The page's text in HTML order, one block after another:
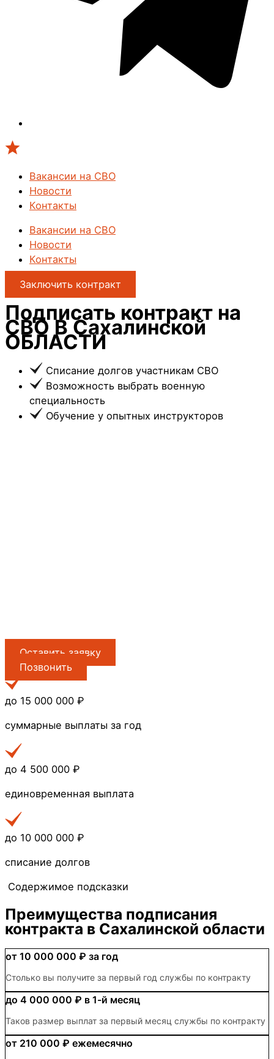
Вакансии на СВО
Новости
Контакты
Вакансии на СВО
Новости
Контакты
Заключить контракт
Подписать контракт на
СВО В Сахалинской
ОБЛАСТИ
Списание долгов участникам СВО
Возможность выбрать военную
специальность
Обучение у опытных инструкторов
Оставить заявку
Позвонить
до 15 000 000 ₽
суммарные выплаты за год
до 4 500 000 ₽
единовременная выплата
до 10 000 000 ₽
списание долгов
Содержимое подсказки
Преимущества подписания
контракта в Сахалинской области
от 10 000 000 ₽ за год
Столько вы получите за первый год службы по контракту
до 4 000 000 ₽ в 1-й месяц
Таков размер выплат за первый месяц службы по контракту
от 210 000 ₽ ежемесячно